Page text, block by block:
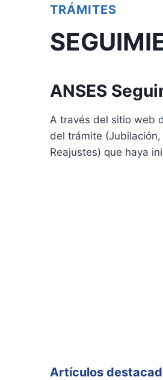
TRÁMITES
ANSES
A través del sitio web
del trámite
Reajustes) que haya
Artículos